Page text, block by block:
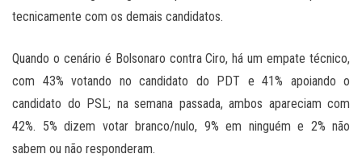
tecnicamente com os demais candidatos.
Quando o cenário é Bolsonaro contra Ciro, há um empate técnico,
com 43% votando no candidato do PDT e 41% apoiando o
candidato do PSL; na semana passada, ambos apareciam com
42%. 5% dizem votar branco/nulo, 9% em ninguém e 2% não
sabem ou não responderam.